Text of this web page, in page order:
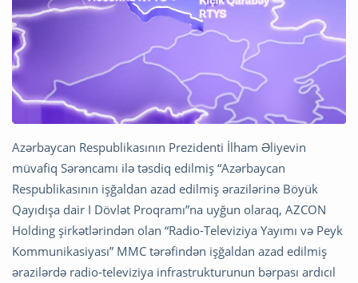
Azərbaycan Respublikasının Prezidenti İlham Əliyevin
müvafiq Sərəncamı ilə təsdiq edilmiş “Azərbaycan
Respublikasının işğaldan azad edilmiş ərazilərinə Böyük
Qayıdışa dair I Dövlət Proqramı”na uyğun olaraq, AZCON
Holding şirkətlərindən olan “Radio-Televiziya Yayımı və Peyk
Kommunikasiyası” MMC tərəfindən işğaldan azad edilmiş
ərazilərdə radio-televiziya infrastrukturunun bərpası ardıcıl